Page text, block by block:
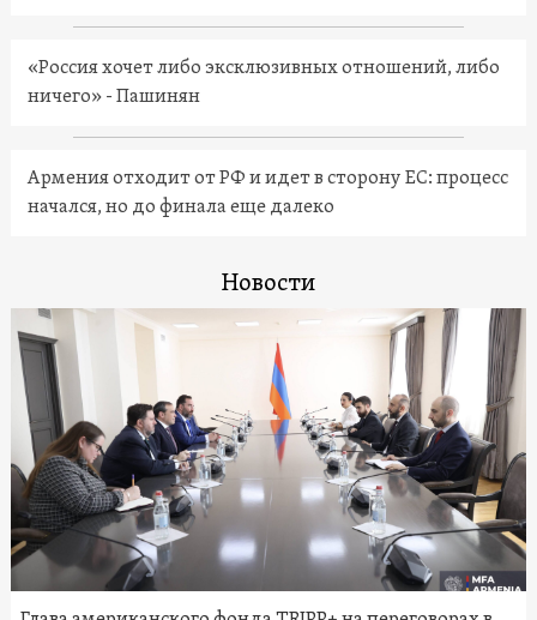
«Россия хочет либо эксклюзивных отношений, либо
ничего» - Пашинян
Армения отходит от РФ и идет в сторону ЕС: процесс
начался, но до финала еще далеко
Новости